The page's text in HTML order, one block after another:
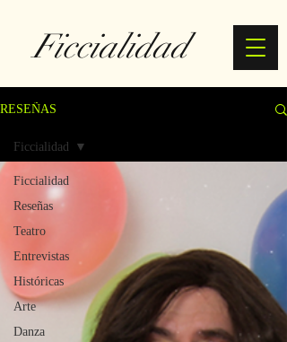
Ficcialidad
RESEÑAS
Ficcialidad
Reseñas
Teatro
Entrevistas
Históricas
Arte
Danza
Ficcialidad